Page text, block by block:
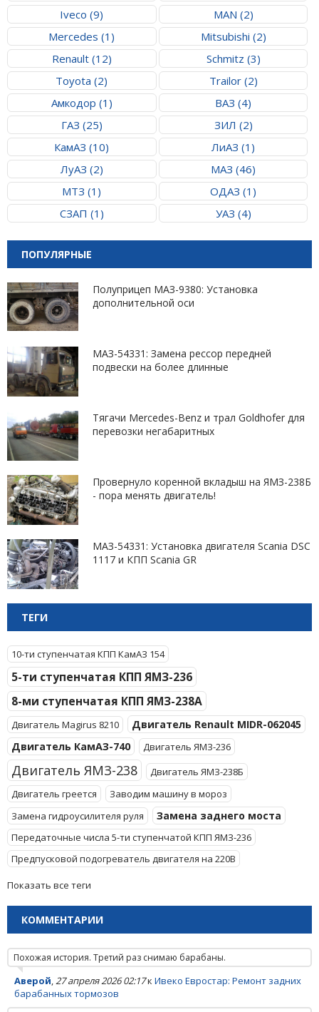
Iveco (9)
MAN (2)
Mercedes (1)
Mitsubishi (2)
Renault (12)
Schmitz (3)
Toyota (2)
Trailor (2)
Амкодор (1)
ВАЗ (4)
ГАЗ (25)
ЗИЛ (2)
КамАЗ (10)
ЛиАЗ (1)
ЛуАЗ (2)
МАЗ (46)
МТЗ (1)
ОДАЗ (1)
СЗАП (1)
УАЗ (4)
ПОПУЛЯРНЫЕ
Полуприцеп МАЗ-9380: Установка
дополнительной оси
МАЗ-54331: Замена рессор передней
подвески на более длинные
Тягачи Mercedes-Benz и трал Goldhofer для
перевозки негабаритных
Провернуло коренной вкладыш на ЯМЗ-238Б
- пора менять двигатель!
МАЗ-54331: Установка двигателя Scania DSC
1117 и КПП Scania GR
ТЕГИ
10-ти ступенчатая КПП КамАЗ 154
5-ти ступенчатая КПП ЯМЗ-236
8-ми ступенчатая КПП ЯМЗ-238А
Двигатель Magirus 8210
Двигатель Renault MIDR-062045
Двигатель КамАЗ-740
Двигатель ЯМЗ-236
Двигатель ЯМЗ-238
Двигатель ЯМЗ-238Б
Двигатель греется
Заводим машину в мороз
Замена гидроусилителя руля
Замена заднего моста
Передаточные числа 5-ти ступенчатой КПП ЯМЗ-236
Предпусковой подогреватель двигателя на 220В
Показать все теги
КОММЕНТАРИИ
Похожая история. Третий раз снимаю барабаны.
Аверой,27 апреля 2026 02:17к Ивеко Евростар: Ремонт задних
барабанных тормозов